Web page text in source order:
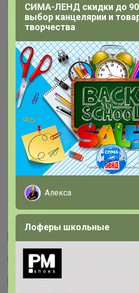
Новости
Я все заказал, уже
успеваю проверить. каких
и выслали замены. в этом
Описание
Условия участия
Ключевые даты
История проведённых
Другие СП организатора
Сайт закупки
СИМА-ЛЕНД скидки до
выбор канцелярии и
творчества
Алекса
Лоферы школьные